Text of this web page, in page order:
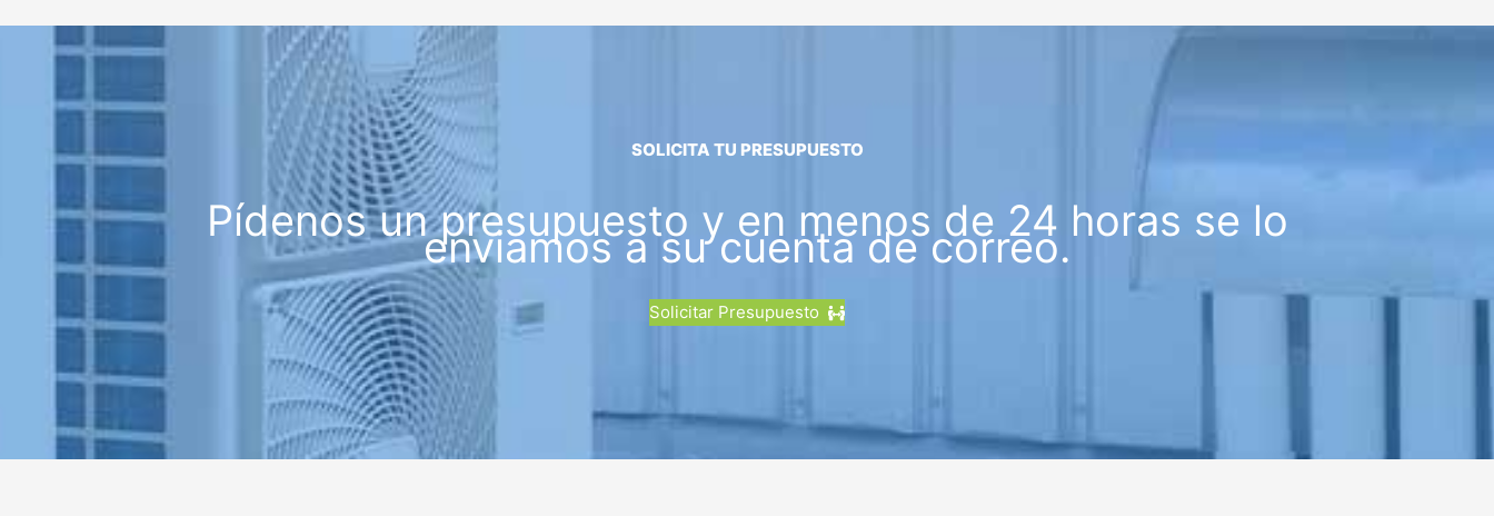
SOLICITA TU PRESUPUESTO
Pídenos un presupuesto y en menos de 24 horas se lo
enviamos a su cuenta de correo.
Solicitar Presupuesto